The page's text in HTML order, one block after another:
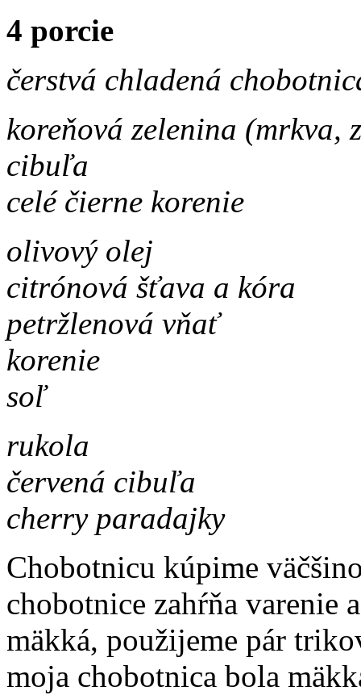
4 porcie
čerstvá chladená
koreňová zelenina (mrkva,
cibuľa
celé čierne korenie
olivový olej
citrónová šťava a kóra
petržlenová vňať
korenie
soľ
rukola
červená cibuľa
cherry paradajky
Chobotnicu kúpime
chobotnice zahŕňa varenie
mäkká, použijeme pár
moja chobotnica bola